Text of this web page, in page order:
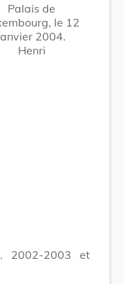
Palais de
le 12
2004.
Henri
2002-2003 et